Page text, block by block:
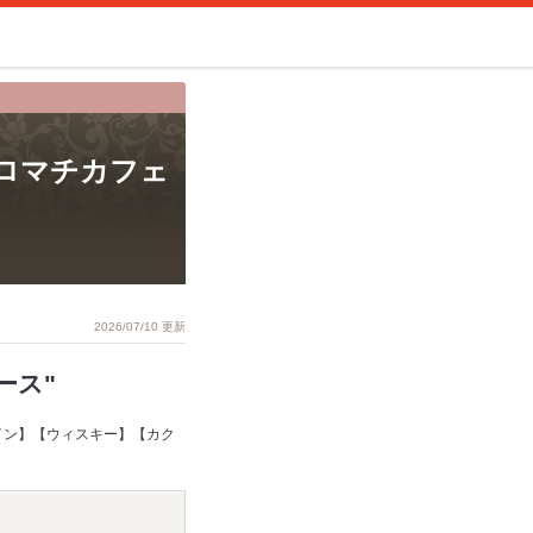
マチカフェ
2026/07/10 更新
ス"
】【ウィスキー】【カク